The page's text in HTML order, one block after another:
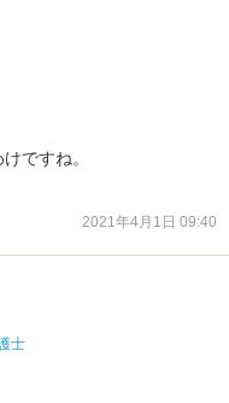
ですね。
2021年4月1日 09:40
士